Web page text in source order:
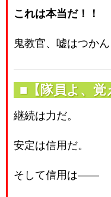
これは本当だ！！
鬼教官、嘘はつか
■【隊員よ、覚
継続は力だ。
安定は信用だ。
そして信用は――